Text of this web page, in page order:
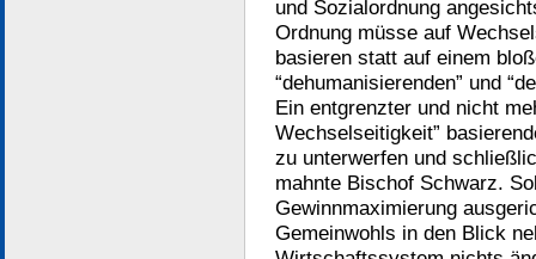
und Sozialordnung
Ordnung müsse auf
basieren statt auf einem
“dehumanisierenden” und
Ein entgrenzter und nicht
Wechselseitigkeit”
zu unterwerfen und
mahnte Bischof Schwarz.
Gewinnmaximierung
Gemeinwohls in den Blick